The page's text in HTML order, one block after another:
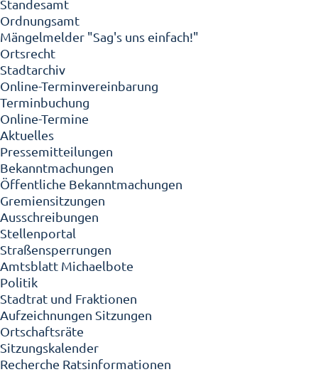
Standesamt
Ordnungsamt
Mängelmelder "Sag's uns einfach!"
Ortsrecht
Stadtarchiv
Online-Terminvereinbarung
Terminbuchung
Online-Termine
Aktuelles
Pressemitteilungen
Bekanntmachungen
Öffentliche Bekanntmachungen
Gremiensitzungen
Ausschreibungen
Stellenportal
Straßensperrungen
Amtsblatt Michaelbote
Politik
Stadtrat und Fraktionen
Aufzeichnungen Sitzungen
Ortschaftsräte
Sitzungskalender
Recherche Ratsinformationen